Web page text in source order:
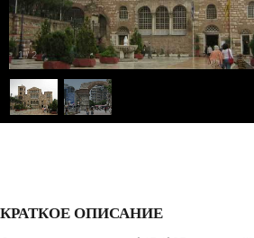
1/2
КРАТКОЕ ОПИСАНИЕ